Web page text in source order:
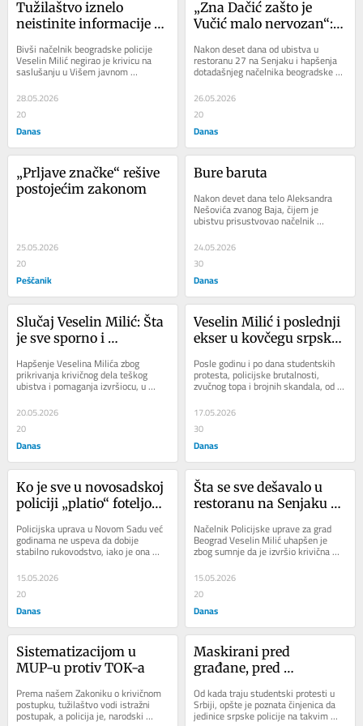
Tužilaštvo iznelo
neistinite informacije u
odbranu iznelo šestoro
osumnjičenih, a ne
Bivši načelnik beogradske policije
Veselin Milić negirao je krivicu na
saslušanju u Višem javnom
tužilaštvu u Beogradu, navodeći da se
u...
28.05.2026
20
Danas
„Zna Dačić zašto je
Vučić malo nervozan“:
ministra policije zbog
čega ne podnosi
Nakon deset dana od ubistva u
restoranu 27 na Senjaku i hapšenja
dotadašnjeg načelnika beogradske
policije Veselina Milića, oglasio se i
ministar...
26.05.2026
20
Danas
„Prljave značke“ rešive
postojećim zakonom
25.05.2026
20
Peščanik
Bure baruta
Nakon devet dana telo Aleksandra
Nešovića zvanog Baja, čijem je
ubistvu prisustvovao načelnik
beogradske policije Veselin Milić,
pronađeno je...
24.05.2026
30
Danas
Slučaj Veselin Milić: Šta
je sve sporno i
dosadašnjoj istrazi
ubistva na Senjaku?
Hapšenje Veselina Milića zbog
prikrivanja krivičnog dela teškog
ubistva i pomaganja izvršiocu, u
trenutku dok je bio načelnik
beogradske...
20.05.2026
20
Danas
Veselin Milić i poslednji
ekser u kovčegu srpske
Posle godinu i po dana studentskih
protesta, policijske brutalnosti,
zvučnog topa i brojnih skandala, od
ugleda srpske policije ostalo je
veoma malo....
17.05.2026
30
Danas
Ko je sve u novosadskoj
policiji „platio“ foteljom
protesta: Umesto
lojalnih lojalniji
Policijska uprava u Novom Sadu već
godinama ne uspeva da dobije
stabilno rukovodstvo, iako je ona
posle beogradske najveća u Srbiji.
Poslednji kadar...
15.05.2026
20
Danas
Šta se sve dešavalo u
restoranu na Senjaku
Milić uhapšen: Da li bi
Dačić i Vasiljević trebalo
Načelnik Policijske uprave za grad
Beograd Veselin Milić uhapšen je
zbog sumnje da je izvršio krivična
dela neprijavljivanje krivičnog dela i...
15.05.2026
20
Danas
Sistematizacijom u
MUP-u protiv TOK-a
Prema našem Zakoniku o krivičnom
postupku, tužilaštvo vodi istražni
postupak, a policija je, narodski
Maskirani pred
građane, pred
fantomki: Zašto
Žandarmerija ne
Od kada traju studentski protesti u
Srbiji, opšte je poznata činjenica da
jedinice srpske policije na takvim